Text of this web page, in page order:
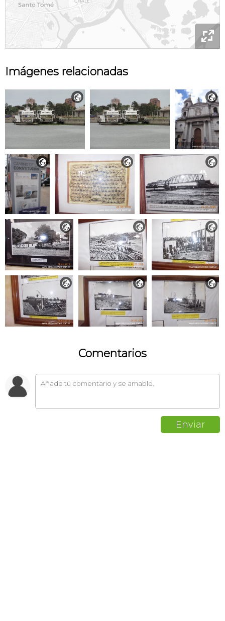

Imágenes relacionadas
 
  
  
  
Comentarios